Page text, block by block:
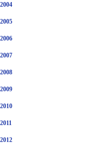
2004
2005
2006
2007
2008
2009
2010
2011
2012